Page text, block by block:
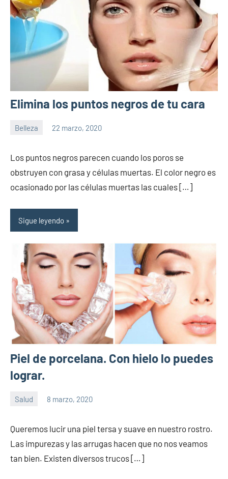
Elimina los puntos negros de tu cara
Belleza 22 marzo, 2020
la
salud
comentarios
Los puntos negros parecen cuando los poros se
obstruyen con grasa y células muertas. El color negro es
ocasionado por las células muertas las cuales […]
Sigue leyendo
Piel de porcelana. Con hielo lo puedes
lograr.
Salud 8 marzo, 2020
la
salud
comentarios
Queremos lucir una piel tersa y suave en nuestro rostro.
Las impurezas y las arrugas hacen que no nos veamos
tan bien. Existen diversos trucos […]